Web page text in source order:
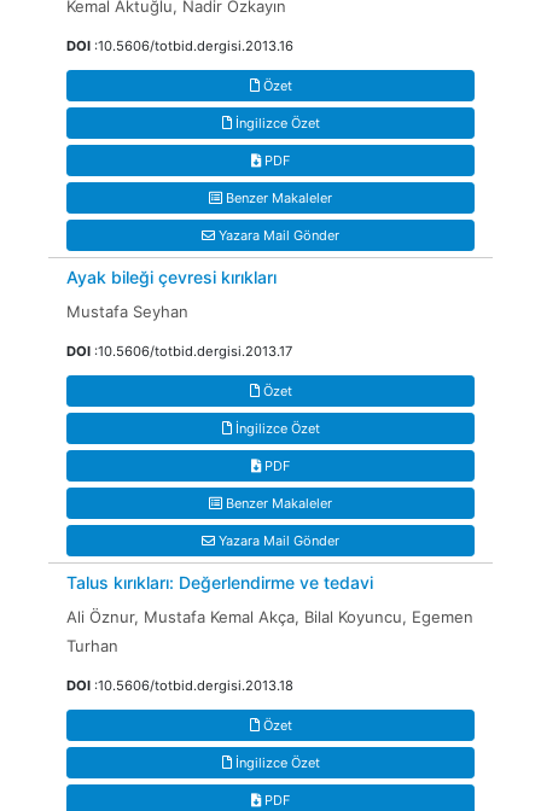
Kemal Aktuğlu, Nadir Özkayın
DOI :10.5606/totbid.dergisi.2013.16
Özet
İngilizce Özet
PDF
Benzer Makaleler
Yazara Mail Gönder
Ayak bileği çevresi kırıkları
Mustafa Seyhan
DOI :10.5606/totbid.dergisi.2013.17
Özet
İngilizce Özet
PDF
Benzer Makaleler
Yazara Mail Gönder
Talus kırıkları: Değerlendirme ve tedavi
Ali Öznur, Mustafa Kemal Akça, Bilal Koyuncu, Egemen
Turhan
DOI :10.5606/totbid.dergisi.2013.18
Özet
İngilizce Özet
PDF